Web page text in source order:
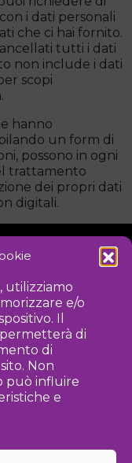
utilizziamo
e/o
Il
di
di
Non
può influire
e
i dati personali
che ci hai fornito.
tutti i dati
non include i dati
scopi
hanno
un form di
possono in ogni
trattamento
dei propri dati
digitali.
delle arti visive